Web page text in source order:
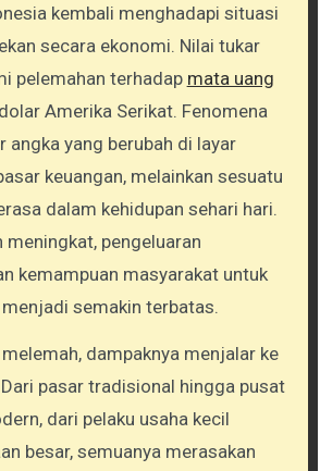
kembali menghadapi situasi
secara ekonomi. Nilai tukar
pelemahan terhadap mata uang
Amerika Serikat. Fenomena
angka yang berubah di layar
keuangan, melainkan sesuatu
dalam kehidupan sehari hari.
meningkat, pengeluaran
kemampuan masyarakat untuk
semakin terbatas.
dampaknya menjalar ke
pasar tradisional hingga pusat
dari pelaku usaha kecil
besar, semuanya merasakan